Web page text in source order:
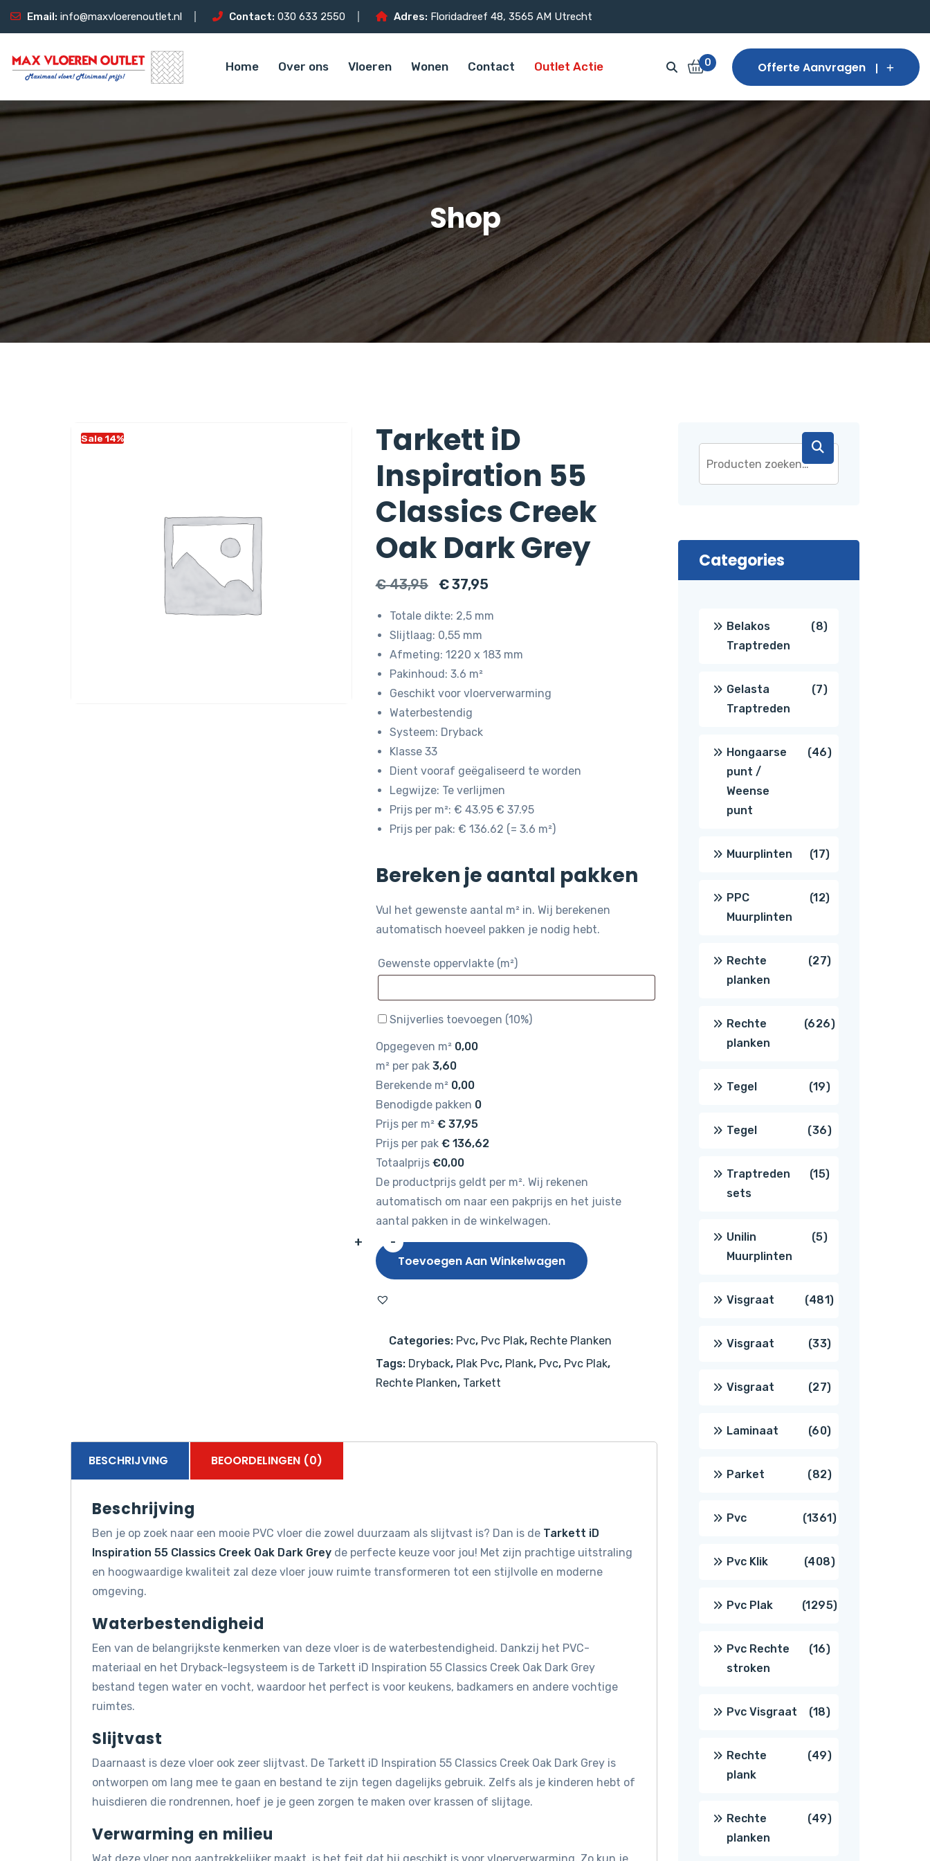
Email: info@maxvloerenoutlet.nl Contact: 030 633 2550 Adres: Floridadreef 48, 3565 AM Utrecht
Home Over ons Vloeren Wonen Contact Outlet Actie 0 Offerte Aanvragen
Shop
Sale 14%
Tarkett iD
Inspiration 55
Classics Creek
Oak Dark Grey
€43,95
Oorspronkelijke
was:
€ 43,95.
€37,95Huidige
€ 37,95.
Totale dikte: 2,5 mm
Slijtlaag: 0,55 mm
Afmeting: 1220 x 183 mm
Pakinhoud: 3.6 m²
Geschikt voor vloerverwarming
Waterbestendig
Systeem: Dryback
Klasse 33
Dient vooraf geëgaliseerd te worden
Legwijze: Te verlijmen
Prijs per m²: € 43.95 € 37.95
Prijs per pak: € 136.62 (= 3.6 m²)
Bereken je aantal pakken
Vul het gewenste aantal m² in. Wij berekenen
automatisch hoeveel pakken je nodig hebt.
Gewenste oppervlakte (m²)
Snijverlies toevoegen (10%)
Opgegeven m² 0,00
m² per pak 3,60
Berekende m² 0,00
Benodigde pakken 0
Prijs per m² €37,95
Prijs per pak €136,62
Totaalprijs €0,00
De productprijs geldt per m². Wij rekenen
automatisch om naar een pakprijs en het juiste
aantal pakken in de winkelwagen.
-
Tarkett
iD
55
Creek
Oak
Dark
+
Toevoegen Aan Winkelwagen
Categories: Pvc, Pvc Plak, Rechte Planken
Tags: Dryback, Plak Pvc, Plank, Pvc, Pvc Plak,
Rechte Planken, Tarkett
BESCHRIJVING BEOORDELINGEN (0)
Beschrijving
Ben je op zoek naar een mooie PVC vloer die zowel duurzaam als slijtvast is? Dan is de Tarkett iD
Inspiration 55 Classics Creek Oak Dark Grey de perfecte keuze voor jou! Met zijn prachtige uitstraling
en hoogwaardige kwaliteit zal deze vloer jouw ruimte transformeren tot een stijlvolle en moderne
omgeving.
Waterbestendigheid
Een van de belangrijkste kenmerken van deze vloer is de waterbestendigheid. Dankzij het PVC-
materiaal en het Dryback-legsysteem is de Tarkett iD Inspiration 55 Classics Creek Oak Dark Grey
bestand tegen water en vocht, waardoor het perfect is voor keukens, badkamers en andere vochtige
ruimtes.
Slijtvast
Daarnaast is deze vloer ook zeer slijtvast. De Tarkett iD Inspiration 55 Classics Creek Oak Dark Grey is
ontworpen om lang mee te gaan en bestand te zijn tegen dagelijks gebruik. Zelfs als je kinderen hebt of
huisdieren die rondrennen, hoef je je geen zorgen te maken over krassen of slijtage.
Verwarming en milieu
Categories
Belakos
Traptreden
88
Gelasta
Traptreden
77
Hongaarse
punt /
Weense
punt
4646
Muurplinten 1717
producten
PPC
Muurplinten
1212
Rechte
planken
2727
Rechte
planken
626626
Tegel 1919
producten
Tegel 3636
producten
Traptreden
sets
1515
Unilin
Muurplinten
55
Visgraat 481481
Visgraat 3333
producten
Visgraat 2727
producten
Laminaat 6060
producten
Parket 8282
producten
Pvc 13611361
producten
Pvc Klik 408408
producten
Pvc Plak 12951295
Pvc Rechte
stroken
1616
Pvc Visgraat 1818
producten
Rechte
plank
4949
Rechte
planken
4949